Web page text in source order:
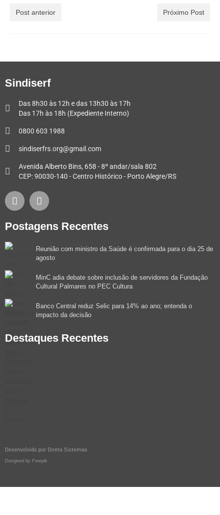
Post anterior Próximo Post
Sindiserf
Das 8h30 às 12h e das 13h30 às 17h
Das 17h às 18h (Expediente Interno)
0800 603 1988
sindiserfrs.org@gmail.com
Avenida Alberto Bins, 658 - 8º andar/sala 802
CEP: 90030-140 - Centro Histórico - Porto Alegre/RS
Postagens Recentes
Reunião com ministro da Saúde é confirmada para o dia 25 de
agosto
MinC adia debate sobre inclusão de servidores da Fundação
Cultural Palmares no PEC Cultura
Banco Central reduz Selic para 14% ao ano; entenda o
impacto da decisão
Destaques Recentes
Desenvolvido por Direta Sistemas
Designed by Freepik